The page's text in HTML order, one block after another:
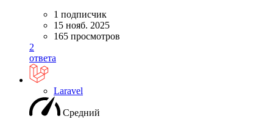
1 подписчик
15 нояб. 2025
165 просмотров
2
ответа
Laravel
Средний